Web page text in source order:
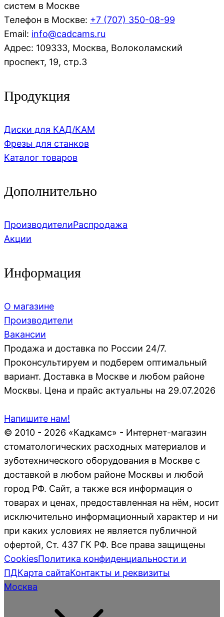
систем в Москве
Телефон в Москве: +7 (707) 350-08-99
Email: info@cadcams.ru
Адрес: 109333, Москва, Волоколамский
проспект, 19, стр.3
Продукция
Диски для КАД/КАМ
Фрезы для станков
Каталог товаров
Дополнительно
ПроизводителиРаспродажа
Акции
Информация
О магазине
Производители
Вакансии
Продажа и доставка по России 24/7.
Проконсультируем и подберем оптимальный
вариант. Доставка в Москве и любом районе
Москвы. Цена и прайс актуальны на 29.07.2026
Напишите нам!
© 2010 - 2026 «Кадкамс» - Интернет-магазин
стоматологических расходных материалов и
зуботехнического оборудования в Москве с
доставкой в любом районе Москвы и любой
город РФ. Сайт, а также вся информация о
товарах и ценах, предоставленная на нём, носит
исключительно информационный характер и ни
при каких условиях не является публичной
офертой, Ст. 437 ГК РФ. Все права защищены
CookiesПолитика конфиденциальности и
ПДКарта сайтаКонтакты и реквизиты
Москва